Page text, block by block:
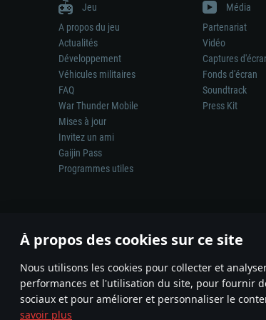
À propos des cookies sur ce site
Nous utilisons les cookies pour collecter et
performances et l'utilisation du site, pour fournir
sociaux et pour améliorer et personnaliser le
savoir plus
Jeu
A propos du jeu
Actualités
Développement
Véhicules militaires
FAQ
War Thunder Mobile
Mises à jour
Invitez un ami
Gaijin Pass
Programmes utiles
Média
Partenariat
Vidéo
Captures
Fonds d'écran
Soundtrack
Press Kit
La représentation d’une arme ou d’un véhicule
© 2011—2026 Gaijin Games Kft. All trademarks,
Termes et conditions